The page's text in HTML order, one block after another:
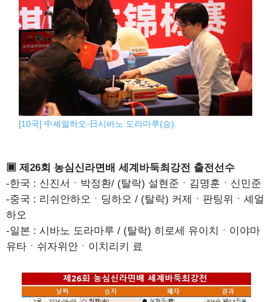
[10국] 中셰얼하오-日시바노 도라마루(승).
▣ 제26회 농심신라면배 세계바둑최강전 출전선수
-한국 : 신진서ㆍ박정환/ (탈락) 설현준ㆍ김명훈ㆍ신민준
-중국 : 리쉬안하오ㆍ딩하오 / (탈락) 커제ㆍ판팅위ㆍ셰얼
하오
-일본 : 시바노 도라마루 / (탈락) 히로세 유이치ㆍ이야마
유타ㆍ쉬자위안ㆍ이치리키 료